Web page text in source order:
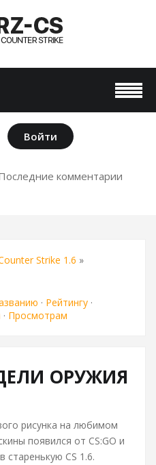
Войти
комментарии
Strike 1.6 »
· Рейтингу ·
· Просмотрам
ОРУЖИЯ
рисунка на любимом
появился от CS:GO и
CS 1.6.